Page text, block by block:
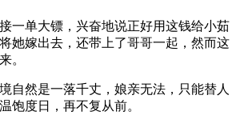
一单大镖，兴奋地说正好用这钱给小茹
她嫁出去，还带上了哥哥一起，然而这
。
自然是一落千丈，娘亲无法，只能替人
饱度日，再不复从前。